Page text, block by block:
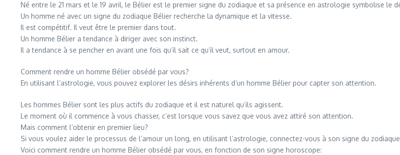
Né entre le 21 mars et le 19 avril, le Bélier est le premier signe du zodiaque et sa présence en astrologie symbolise le
Un homme né avec un signe du zodiaque Bélier recherche la dynamique et la vitesse.
Il est compétitif. Il veut être le premier dans tout.
Un homme Bélier a tendance à diriger avec son instinct.
Il a tendance à se pencher en avant une fois qu’il sait ce qu’il veut, surtout en amour.
Comment rendre un homme Bélier obsédé par vous?
En utilisant l’astrologie, vous pouvez explorer les désirs inhérents d’un homme Bélier pour capter son attention.
Les hommes Bélier sont les plus actifs du zodiaque et il est naturel qu’ils agissent.
Le moment où il commence à vous chasser, c’est lorsque vous savez que vous avez attiré son attention.
Mais comment l’obtenir en premier lieu?
Si vous voulez aider le processus de l’amour un long, en utilisant l’astrologie, connectez-vous à son signe du
Voici comment rendre un homme Bélier obsédé par vous, en fonction de son signe horoscope: